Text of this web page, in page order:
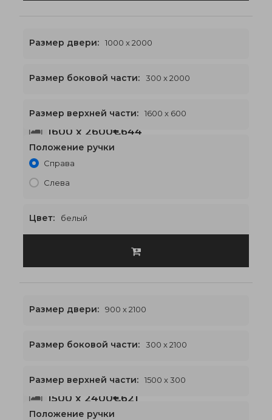
1600 x 2600€644
Размер двери: 1000 x 2000
Размер боковой части: 300 x 2000
Размер верхней части: 1600 x 600
Положение ручки
Справа
Слева
Цвет: белый
1500 x 2400€621
Размер двери: 900 x 2100
Размер боковой части: 300 x 2100
Размер верхней части: 1500 x 300
Положение ручки